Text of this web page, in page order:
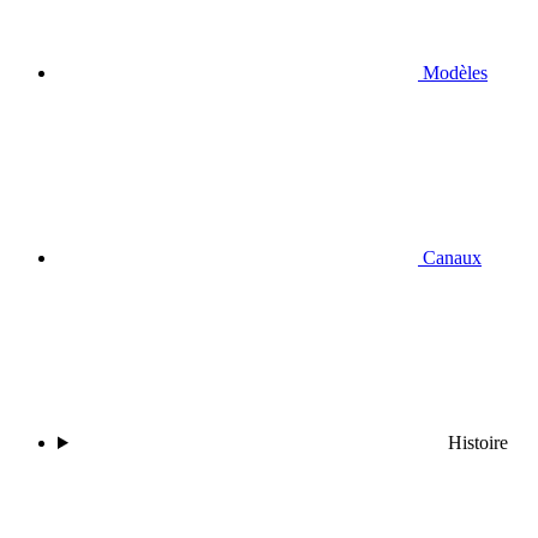
Modèles
Canaux
Histoire